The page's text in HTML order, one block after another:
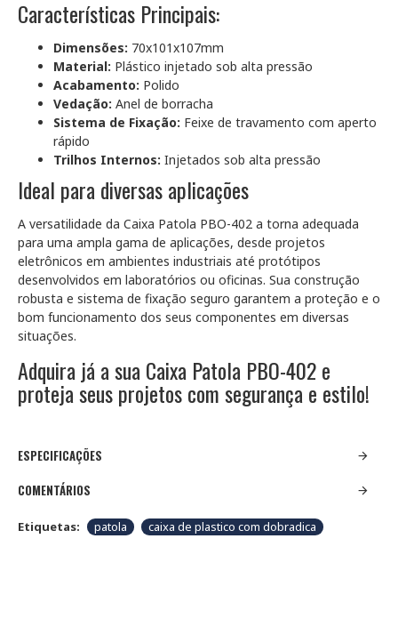
Características Principais:
Dimensões: 70x101x107mm
Material: Plástico injetado sob alta pressão
Acabamento: Polido
Vedação: Anel de borracha
Sistema de Fixação: Feixe de travamento com aperto
rápido
Trilhos Internos: Injetados sob alta pressão
Ideal para diversas aplicações
A versatilidade da Caixa Patola PBO-402 a torna adequada
para uma ampla gama de aplicações, desde projetos
eletrônicos em ambientes industriais até protótipos
desenvolvidos em laboratórios ou oficinas. Sua construção
robusta e sistema de fixação seguro garantem a proteção e o
bom funcionamento dos seus componentes em diversas
situações.
Adquira já a sua Caixa Patola PBO-402 e
proteja seus projetos com segurança e estilo!
ESPECIFICAÇÕES
COMENTÁRIOS
Etiquetas: patola caixa de plastico com dobradica